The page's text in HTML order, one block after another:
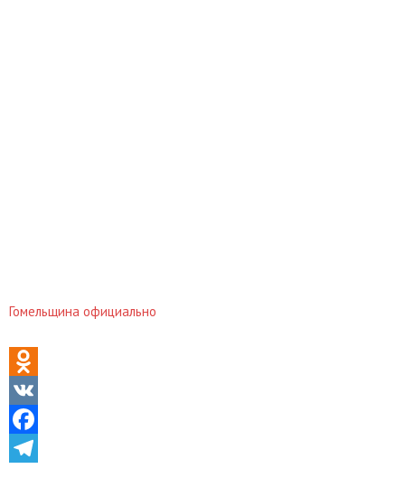
Гомельщина официально
Odnoklassniki
VK
Facebook